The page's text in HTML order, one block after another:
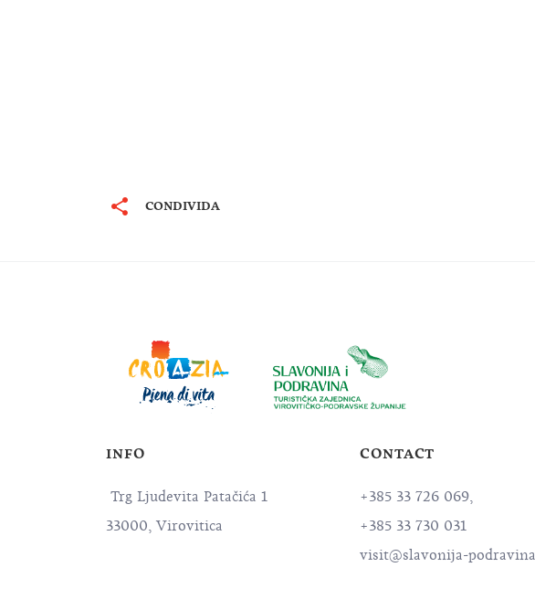
CONDIVIDA
INFO
Trg Ljudevita Patačića 1
33000, Virovitica
CONTACT
+385 33 726 069,
+385 33 730 031
visit@slavonija-